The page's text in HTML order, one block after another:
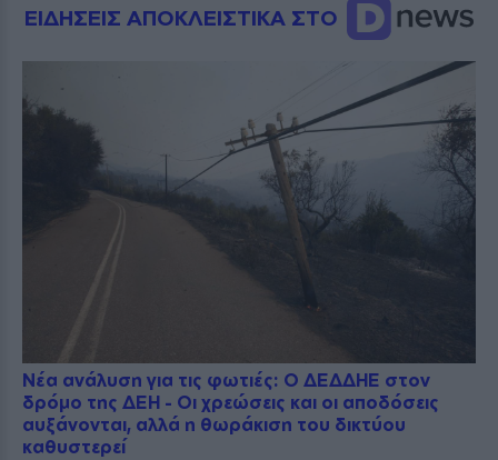
ΕΙΔΗΣΕΙΣ ΑΠΟΚΛΕΙΣΤΙΚΑ ΣΤΟ
Νέα ανάλυση για τις φωτιές: Ο ΔΕΔΔΗΕ στον
δρόμο της ΔΕΗ - Οι χρεώσεις και οι αποδόσεις
αυξάνονται, αλλά η θωράκιση του δικτύου
καθυστερεί